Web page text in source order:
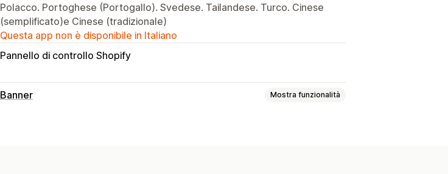
Polacco. Portoghese (Portogallo). Svedese. Tailandese. Turco. Cinese
(semplificato)e Cinese (tradizionale)
Questa app non è disponibile in Italiano
Pannello di controllo Shopify
Banner Mostra funzionalità